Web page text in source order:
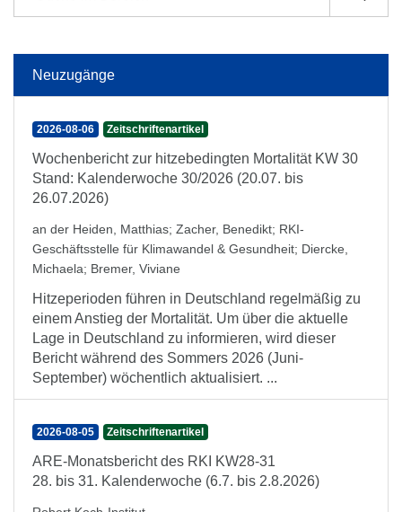
Neuzugänge
2026-08-06 Zeitschriftenartikel
Wochenbericht zur hitzebedingten Mortalität KW 30
Stand: Kalenderwoche 30/2026 (20.07. bis
26.07.2026)
an der Heiden, Matthias; Zacher, Benedikt; RKI-
Geschäftsstelle für Klimawandel & Gesundheit; Diercke,
Michaela; Bremer, Viviane
Hitzeperioden führen in Deutschland regelmäßig zu
einem Anstieg der Mortalität. Um über die aktuelle
Lage in Deutschland zu informieren, wird dieser
Bericht während des Sommers 2026 (Juni-
September) wöchentlich aktualisiert. ...
2026-08-05 Zeitschriftenartikel
ARE-Monatsbericht des RKI KW28-31
28. bis 31. Kalenderwoche (6.7. bis 2.8.2026)